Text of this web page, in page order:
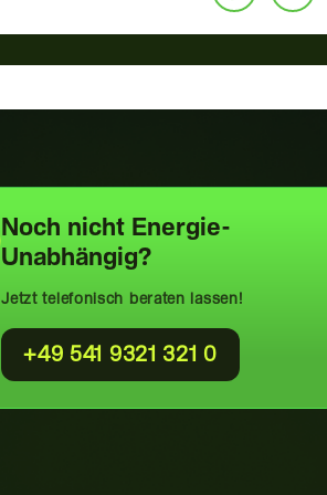
Noch nicht Energie-
Unabhängig?
Jetzt telefonisch beraten lassen!
+49 541 9321 321 0